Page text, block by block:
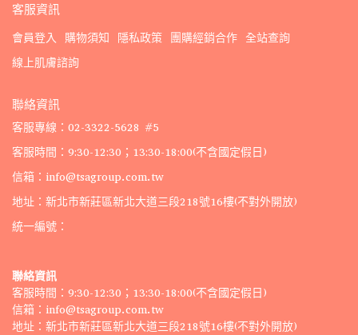
客服資訊
會員登入 購物須知 隱私政策 團購經銷合作 全站查詢
線上肌膚諮詢
聯絡資訊
客服專線：02-3322-5628 #5
客服時間：9:30-12:30；13:30-18:00(不含國定假日)
信箱：info@tsagroup.com.tw
地址：新北市新莊區新北大道三段218號16樓(不對外開放)
統一編號：
聯絡資訊
客服時間：9:30-12:30；13:30-18:00(不含國定假日)
信箱：info@tsagroup.com.tw
地址：新北市新莊區新北大道三段218號16樓(不對外開放)